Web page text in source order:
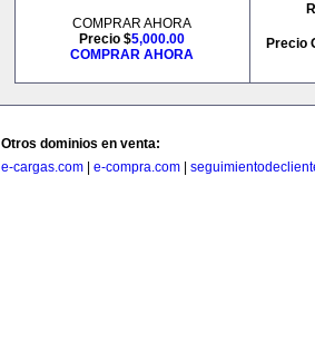
COMPRAR AHORA
Precio $5,000.00
COMPRAR AHORA
Precio
Otros dominios en venta:
e-cargas.com
e-compra.com